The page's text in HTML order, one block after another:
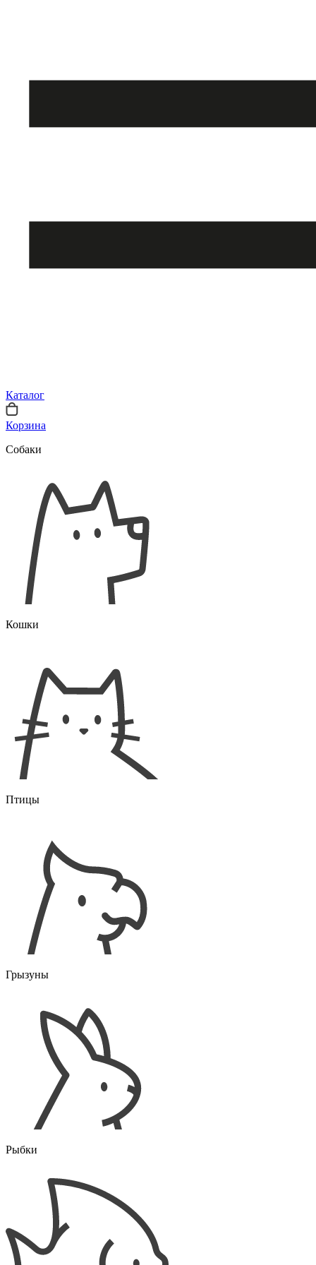
Каталог
Корзина
Собаки
Кошки
Птицы
Грызуны
Рыбки